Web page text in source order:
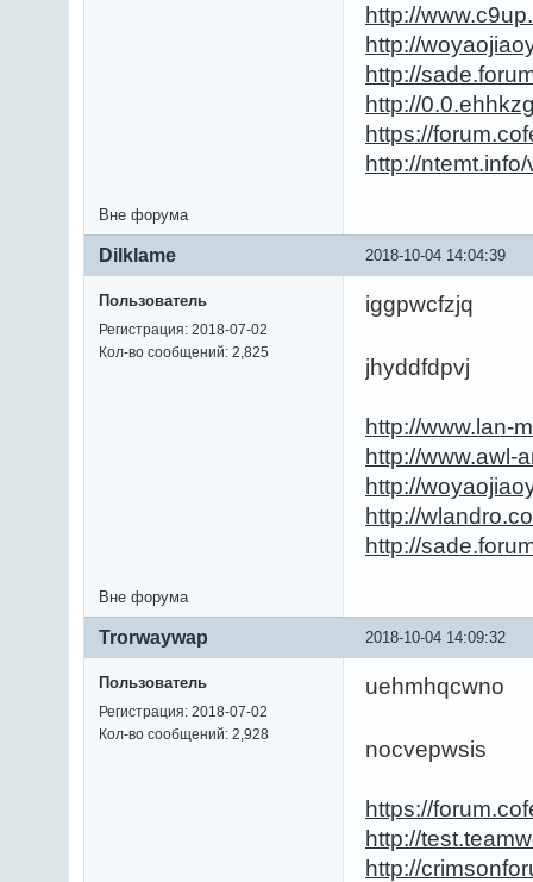
http://
http://
http://
http://
https://
http://
Вне форума
2018-10-04 14:04:39
Dilklame
Пользователь
Регистрация: 2018-07-02
Кол-во сообщений: 2,825
iggpwcfzjq
jhyddfdpvj
http://www.lan-
http://
http://
http://
http://
Вне форума
2018-10-04 14:09:32
Trorwaywap
Пользователь
Регистрация: 2018-07-02
Кол-во сообщений: 2,928
uehmhqcwno
nocvepwsis
https://
http://
http://